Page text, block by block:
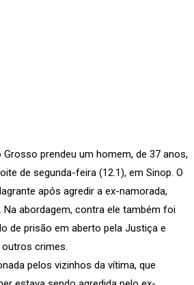
prendeu um homem, de 37 anos,
de segunda-feira (12.1), em Sinop. O
após agredir a ex-namorada,
Na abordagem, contra ele também foi
de prisão em aberto pela Justiça e
crimes.
pelos vizinhos da vítima, que